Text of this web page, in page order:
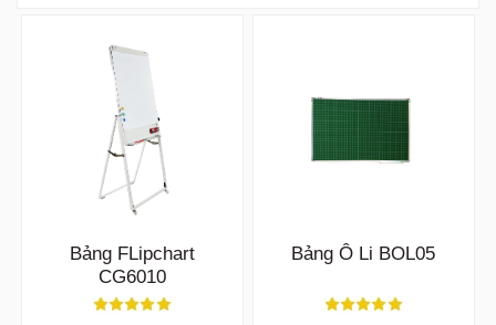
Bảng FLipchart
CG6010
Bảng Ô Li BOL05